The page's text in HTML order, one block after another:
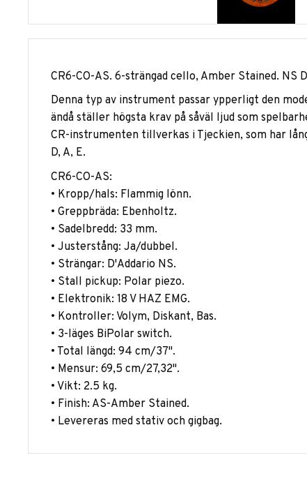
CR6-CO-AS. 6-strängad cello, Amber Stained. NS
Denna typ av instrument passar ypperligt den
ändå ställer högsta krav på såväl ljud som
CR-instrumenten tillverkas i Tjeckien, som har
D, A, E.
CR6-CO-AS:
• Kropp/hals: Flammig lönn.
• Greppbräda: Ebenholtz.
• Sadelbredd: 33 mm.
• Justerstång: Ja/dubbel.
• Strängar: D'Addario NS.
• Stall pickup: Polar piezo.
• Elektronik: 18 V HAZ EMG.
• Kontroller: Volym, Diskant, Bas.
• 3-läges BiPolar switch.
• Total längd: 94 cm/37".
• Mensur: 69,5 cm/27,32".
• Vikt: 2.5 kg.
• Finish: AS-Amber Stained.
• Levereras med stativ och gigbag.